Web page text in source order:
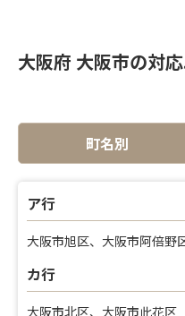
大阪府 大阪市の対
町名別
ア行
大阪市旭区、大阪市阿倍野
カ行
大阪市北区、大阪市此花区